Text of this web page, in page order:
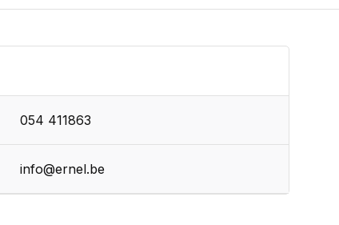
054 411863
info@ernel.be